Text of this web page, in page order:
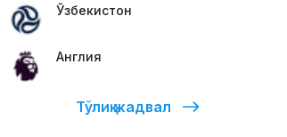
Ўзбекистон
Англия
Тўлиқ жадвал